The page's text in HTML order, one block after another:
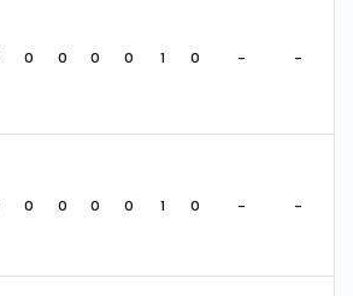
0 0 0 0 1 0 - -
0 0 0 0 1 0 - -